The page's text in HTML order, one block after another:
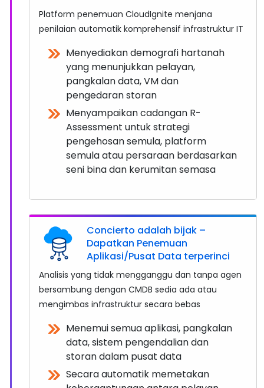
Platform penemuan CloudIgnite menjana
penilaian automatik komprehensif infrastruktur IT
Menyediakan demografi hartanah
yang menunjukkan pelayan,
pangkalan data, VM dan
pengedaran storan
Menyampaikan cadangan R-
Assessment untuk strategi
pengehosan semula, platform
semula atau persaraan berdasarkan
seni bina dan kerumitan semasa
Concierto adalah bijak –
Dapatkan Penemuan
Aplikasi/Pusat Data terperinci
Analisis yang tidak mengganggu dan tanpa agen
bersambung dengan CMDB sedia ada atau
mengimbas infrastruktur secara bebas
Menemui semua aplikasi, pangkalan
data, sistem pengendalian dan
storan dalam pusat data
Secara automatik memetakan